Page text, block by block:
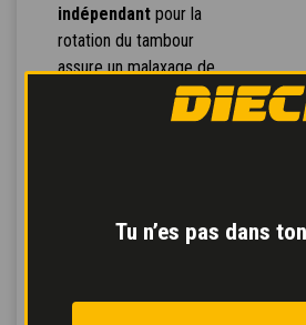
Tu n’es pas dans
indépendantpour la
rotation du tambour
assure un malaxage de
très haute qualité.
pour un freinage
la pédale.